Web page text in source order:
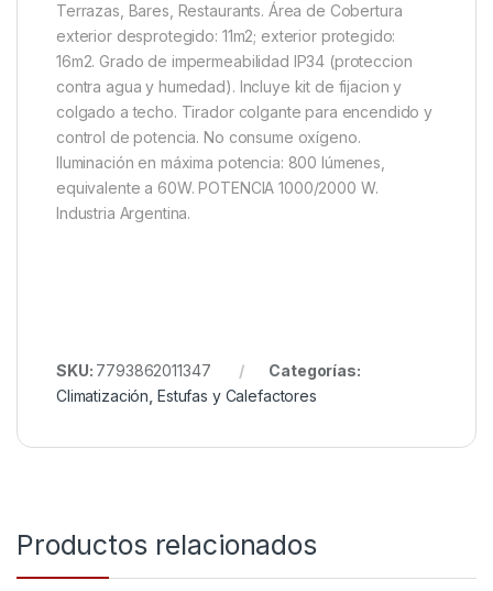
Terrazas, Bares, Restaurants. Área de Cobertura
exterior desprotegido: 11m2; exterior protegido:
16m2. Grado de impermeabilidad IP34 (proteccion
contra agua y humedad). Incluye kit de fijacion y
colgado a techo. Tirador colgante para encendido y
control de potencia. No consume oxígeno.
Iluminación en máxima potencia: 800 lúmenes,
equivalente a 60W. POTENCIA 1000/2000 W.
Industria Argentina.
SKU: 7793862011347
Categorías:
Climatización Estufas y Calefactores
Productos relacionados